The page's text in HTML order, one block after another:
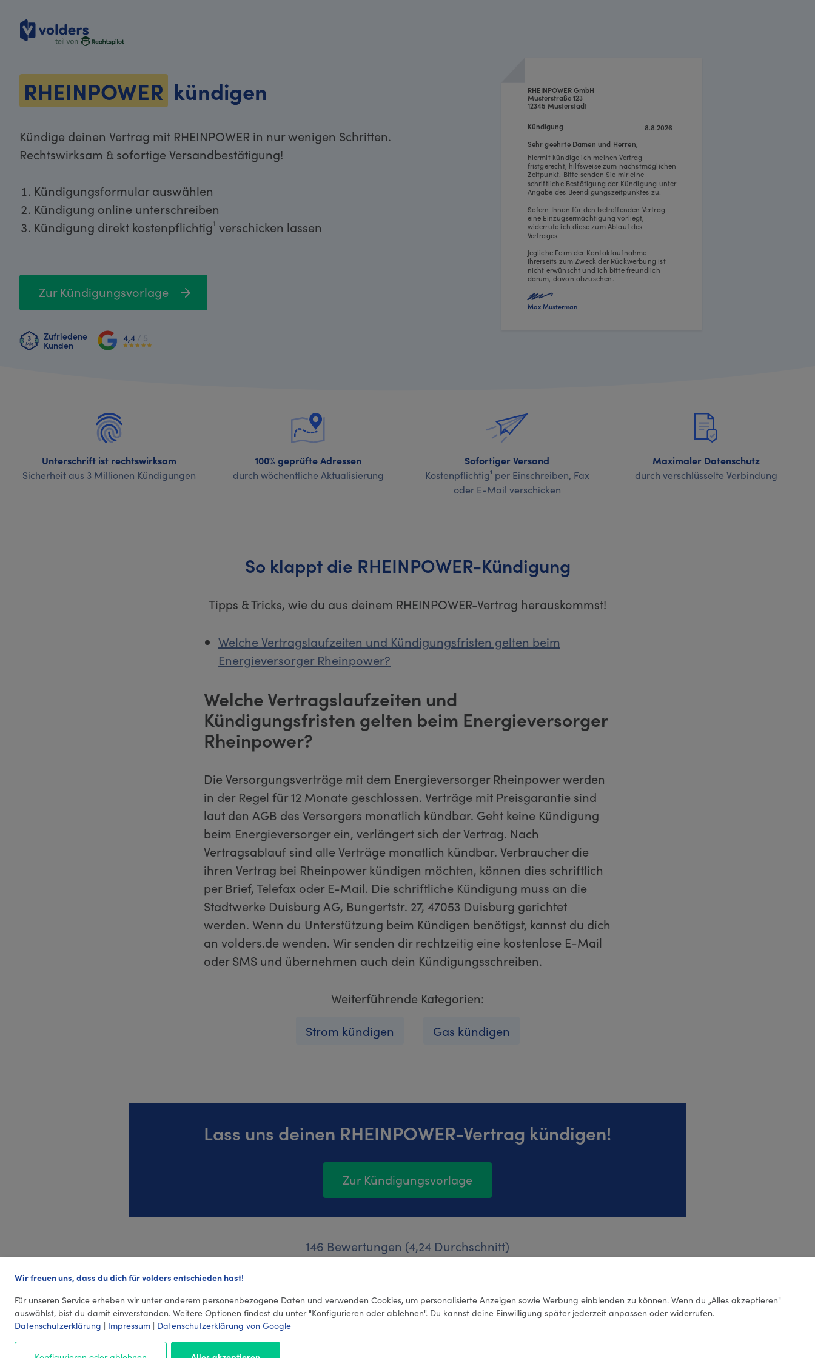
RHEINPOWER kündigen
Kündige deinen Vertrag mit RHEINPOWER in nur wenigen Schritten.
Rechtswirksam & sofortige Versandbestätigung!
Kündigungsformular auswählen
Kündigung online unterschreiben
Kündigung direkt kostenpflichtig¹ verschicken lassen
Zur Kündigungsvorlage
Zufriedene
Kunden
4,4 / 5
8.8.2026
RHEINPOWER GmbH
Musterstraße 123
12345 Musterstadt
hiermit kündige ich meinen Vertrag
fristgerecht, hilfsweise zum nächstmöglichen
Zeitpunkt. Bitte senden Sie mir eine
schriftliche Bestätigung der Kündigung unter
Angabe des Beendigungszeitpunktes zu.
Sofern Ihnen für den betreffenden Vertrag
eine Einzugsermächtigung vorliegt,
widerrufe ich diese zum Ablauf des
Vertrages.
Jegliche Form der Kontaktaufnahme
Ihrerseits zum Zweck der Rückwerbung ist
nicht erwünscht und ich bitte freundlich
darum, davon abzusehen.
Sehr geehrte Damen und Herren,
Kündigung
Max Musterman
Unterschrift ist rechtswirksam
Sicherheit aus 3 Millionen Kündigungen
100% geprüfte Adressen
durch wöchentliche Aktualisierung
Sofortiger Versand
Kostenpflichtig¹ per Einschreiben, Fax
oder E-Mail verschicken
Maximaler Datenschutz
durch verschlüsselte Verbindung
So klappt die RHEINPOWER-Kündigung
Tipps & Tricks, wie du aus deinem RHEINPOWER-Vertrag herauskommst!
Welche Vertragslaufzeiten und Kündigungsfristen gelten beim
Energieversorger Rheinpower?
Welche Vertragslaufzeiten und
Kündigungsfristen gelten beim Energieversorger
Rheinpower?
Die Versorgungsverträge mit dem Energieversorger Rheinpower werden
in der Regel für 12 Monate geschlossen. Verträge mit Preisgarantie sind
laut den AGB des Versorgers monatlich kündbar. Geht keine Kündigung
beim Energieversorger ein, verlängert sich der Vertrag. Nach
Vertragsablauf sind alle Verträge monatlich kündbar. Verbraucher die
ihren Vertrag bei Rheinpower kündigen möchten, können dies schriftlich
per Brief, Telefax oder E-Mail. Die schriftliche Kündigung muss an die
Stadtwerke Duisburg AG, Bungertstr. 27, 47053 Duisburg gerichtet
werden. Wenn du Unterstützung beim Kündigen benötigst, kannst du dich
an volders.de wenden. Wir senden dir rechtzeitig eine kostenlose E-Mail
oder SMS und übernehmen auch dein Kündigungsschreiben.
Weiterführende Kategorien:
Strom kündigen
Gas kündigen
Lass uns deinen RHEINPOWER-Vertrag kündigen!
Zur Kündigungsvorlage
146 Bewertungen (4,24 Durchschnitt)
Wir freuen uns, dass du dich für volders entschieden hast!
Für unseren Service erheben wir unter anderem personenbezogene Daten und verwenden Cookies, um personalisierte Anzeigen sowie Werbung einblenden zu können. Wenn du „Alles akzeptieren"
auswählst, bist du damit einverstanden. Weitere Optionen findest du unter "Konfigurieren oder ablehnen". Du kannst deine Einwilligung später jederzeit anpassen oder widerrufen.
Datenschutzerklärung | Impressum | Datenschutzerklärung von Google